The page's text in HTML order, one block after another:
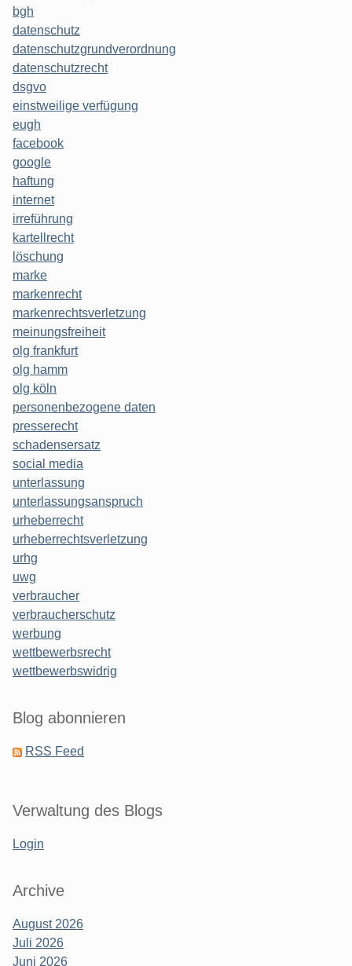
bgh
datenschutz
datenschutzgrundverordnung
datenschutzrecht
dsgvo
einstweilige verfügung
eugh
facebook
google
haftung
internet
irreführung
kartellrecht
löschung
marke
markenrecht
markenrechtsverletzung
meinungsfreiheit
olg frankfurt
olg hamm
olg köln
personenbezogene daten
presserecht
schadensersatz
social media
unterlassung
unterlassungsanspruch
urheberrecht
urheberrechtsverletzung
urhg
uwg
verbraucher
verbraucherschutz
werbung
wettbewerbsrecht
wettbewerbswidrig
Blog abonnieren
RSS Feed
Verwaltung des Blogs
Login
Archive
August 2026
Juli 2026
Juni 2026